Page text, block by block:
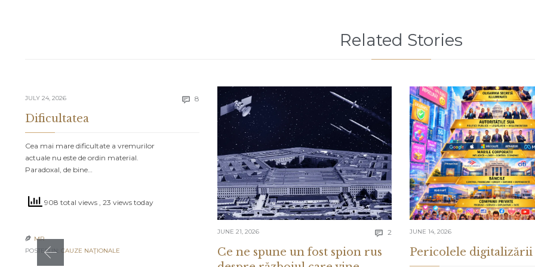
Related Stories
JULY 24, 2026  8 Comments
Dificultatea
Cea mai mare dificultate a vremurilor
actuale nu este de ordin material.
Paradoxal, de bine…
908 total views , 23 views today
 MR
POSTED IN: CAUZE NAŢIONALE
JUNE 21, 2026  2 Comments
Ce ne spune un fost spion rus
JUNE 14, 2026
Pericolele digitalizării